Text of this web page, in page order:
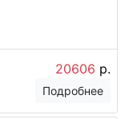
20606 р.
Подробнее